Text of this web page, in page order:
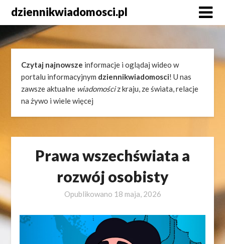
content
dziennikwiadomosci.pl
Czytaj najnowsze informacje i oglądaj wideo w
portalu informacyjnym dziennikwiadomosci! U nas
zawsze aktualne wiadomościz kraju, ze świata, relacje
na żywo i wiele więcej
Prawa wszechświata a
rozwój osobisty
Opublikowano 18 maja, 2026